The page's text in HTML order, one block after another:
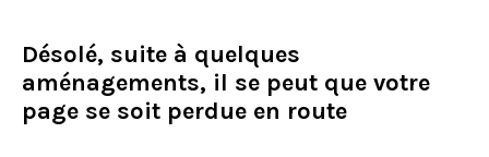
Désolé, suite à quelques
aménagements, il se peut que votre
page se soit perdue en route